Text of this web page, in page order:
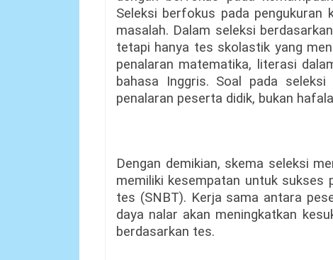
Seleksi berfokus pada pengukuran
masalah. Dalam seleksi
tetapi hanya tes skolastik yang
penalaran matematika, literasi
bahasa Inggris. Soal pada
penalaran peserta didik, bukan
Dengan demikian, skema seleksi
memiliki kesempatan untuk sukses
tes (SNBT). Kerja sama antara
daya nalar akan meningkatkan
berdasarkan tes.